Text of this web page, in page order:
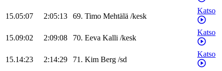
15.05:07 2:05:13 69. Timo Mehtälä /kesk
Katso
15.09:02 2:09:08 70. Eeva Kalli /kesk
Katso
15.14:23 2:14:29 71. Kim Berg /sd
Katso